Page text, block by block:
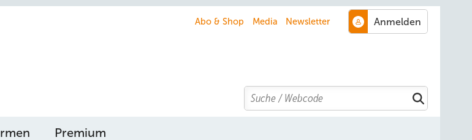
Abo & Shop Media Newsletter
Search
Premium